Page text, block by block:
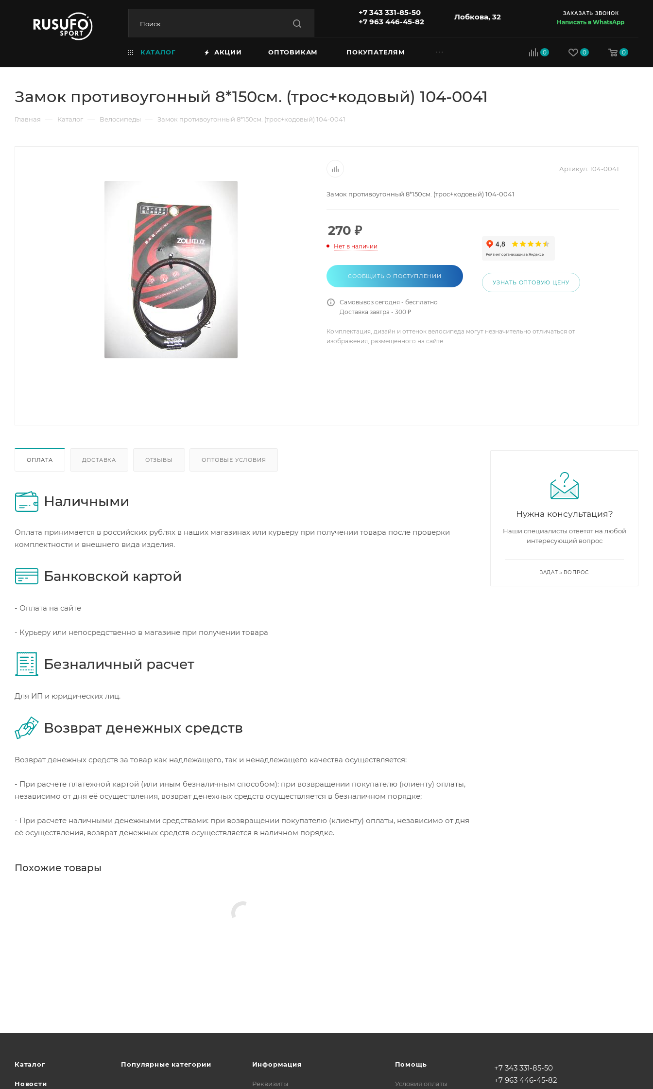
+7 343 331-85-50
+7 963 446-45-82
Лобкова, 32 ЗАКАЗАТЬ ЗВОНОК
Написать в WhatsApp
0 0 0
КАТАЛОГ АКЦИИ ОПТОВИКАМ ПОКУПАТЕЛЯМ
Замок противоугонный 8*150см. (трос+кодовый) 104-0041
Главная — Каталог — Велосипеды — Замок противоугонный 8*150см. (трос+кодовый) 104-0041
Артикул: 104-0041
Замок противоугонный 8*150см. (трос+кодовый) 104-0041
270 ₽
Нет в наличии
СООБЩИТЬ О ПОСТУПЛЕНИИ
Самовывоз сегодня - бесплатно
Доставка завтра - 300 ₽
УЗНАТЬ ОПТОВУЮ ЦЕНУ
Комплектация, дизайн и оттенок велосипеда могут незначительно отличаться от
изображения, размещенного на сайте
ОПЛАТА ДОСТАВКА ОТЗЫВЫ ОПТОВЫЕ УСЛОВИЯ
Наличными
Оплата принимается в российских рублях в наших магазинах или курьеру при получении товара после проверки
комплектности и внешнего вида изделия.
Банковской картой
- Оплата на сайте
- Курьеру или непосредственно в магазине при получении товара
Безналичный расчет
Для ИП и юридических лиц.
Возврат денежных средств
Возврат денежных средств за товар как надлежащего, так и ненадлежащего качества осуществляется:
- При расчете платежной картой (или иным безналичным способом): при возвращении покупателю (клиенту) оплаты,
независимо от дня её осуществления, возврат денежных средств осуществляется в безналичном порядке;
- При расчете наличными денежными средствами: при возвращении покупателю (клиенту) оплаты, независимо от дня
её осуществления, возврат денежных средств осуществляется в наличном порядке.
Похожие товары
Нужна консультация?
Наши специалисты ответят на любой
интересующий вопрос
ЗАДАТЬ ВОПРОС
Каталог
Новости
Популярные категории Информация
Реквизиты
Помощь
Условия оплаты
+7 343 331-85-50
+7 963 446-45-82